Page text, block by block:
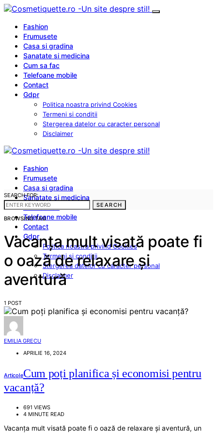
Fashion
Frumusete
Casa si gradina
Sanatate si medicina
Cum sa fac
Telefoane mobile
Contact
Gdpr
Politica noastra privind Cookies
Termeni si conditii
Stergerea datelor cu caracter personal
Disclaimer
Fashion
Frumusete
Casa si gradina
Sanatate si medicina
Cum sa fac
Telefoane mobile
Contact
Gdpr
Politica noastra privind Cookies
Termeni si conditii
Stergerea datelor cu caracter personal
Disclaimer
SEARCH FOR:
SEARCH
BROWSING TAG
Vacanța mult visată poate fi
o oază de relaxare și
aventură
1 POST
EMILIA GRECU
APRILIE 16, 2024
ArticoleCum poți planifica și economisi pentru
vacanță?
691 VIEWS
4 MINUTE READ
Vacanța mult visată poate fi o oază de relaxare și aventură, un